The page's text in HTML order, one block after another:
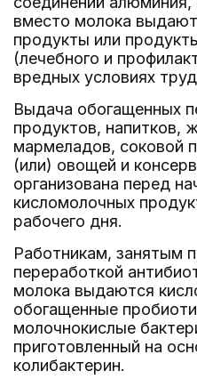
вместо молока
продукты или
(лечебного и
вредных условиях
Выдача обогащенных
продуктов, напитков,
мармеладов, соковой
(или) овощей и
организована перед
кисломолочных
рабочего дня.
Работникам, занятым
переработкой
молока выдаются
обогащенные
молочнокислые
приготовленный на
колибактерин.